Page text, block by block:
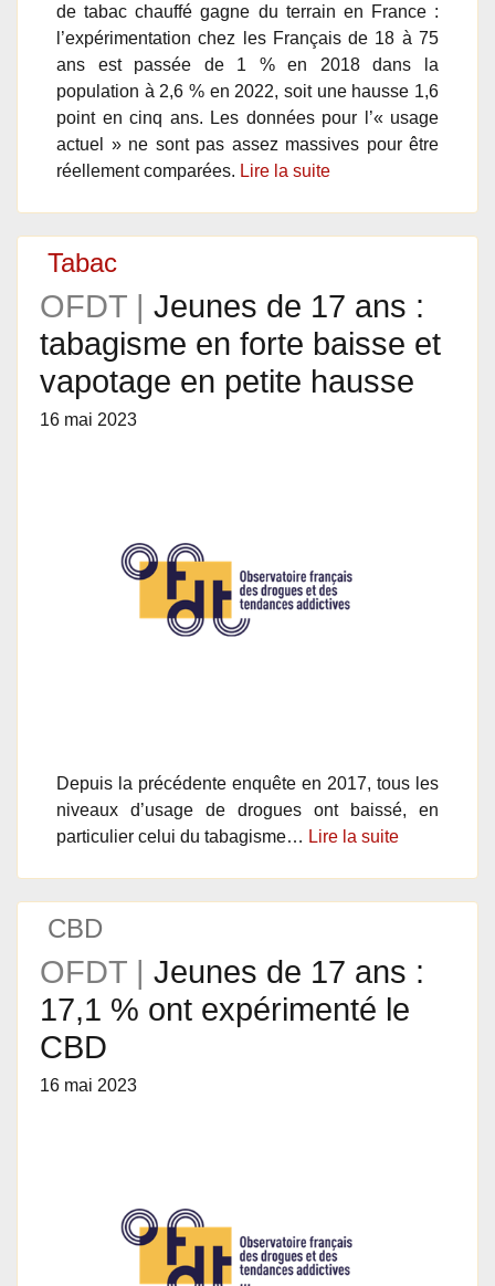
de tabac chauffé gagne du terrain en France :
l’expérimentation chez les Français de 18 à 75
ans est passée de 1 % en 2018 dans la
population à 2,6 % en 2022, soit une hausse 1,6
point en cinq ans. Les données pour l’« usage
actuel » ne sont pas assez massives pour être
réellement comparées. Lire la suite
Tabac
OFDT | Jeunes de 17 ans :
tabagisme en forte baisse et
vapotage en petite hausse
16 mai 2023
Depuis la précédente enquête en 2017, tous les
niveaux d’usage de drogues ont baissé, en
particulier celui du tabagisme… Lire la suite
CBD
OFDT | Jeunes de 17 ans :
17,1 % ont expérimenté le
CBD
16 mai 2023